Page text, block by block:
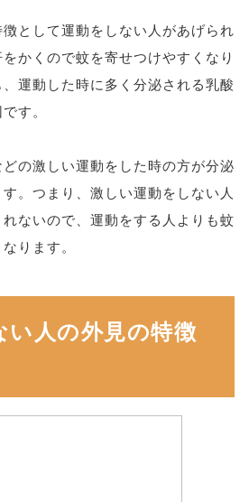
として運動をしない人があげられ
かくので蚊を寄せつけやすくなり
運動した時に多く分泌される乳酸
す。
の激しい運動をした時の方が分泌
。つまり、激しい運動をしない人
ないので、運動をする人よりも蚊
ります。
人の外見の特徴